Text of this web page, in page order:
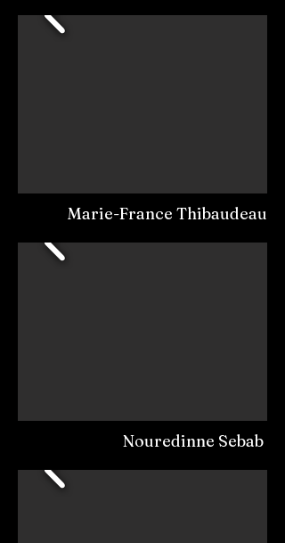
Marie-France Thibaudeau
Nouredinne Sebab